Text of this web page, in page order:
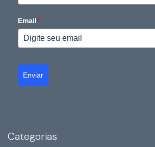
Email*
Enviar
Categorias